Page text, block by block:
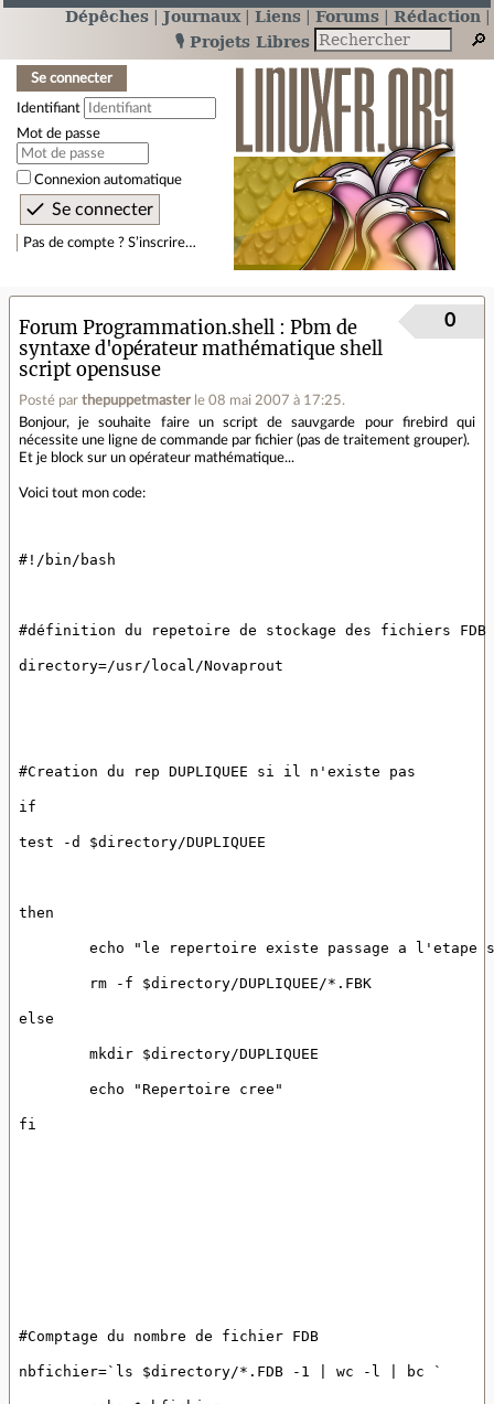
Dépêches Journaux Liens Forums
Rédaction
🎙️ Projets Libres
Se connecter
Identifiant
Mot de passe
Connexion automatique
Pas de compte ? S’inscrire…
Forum Programmation.shell
Pbm de
syntaxe d'opérateur mathématique shell
script opensuse
Posté par thepuppetmaster le 08 mai 2007 à 17:25.
0
Bonjour, je souhaite faire un script de sauvgarde pour firebird qui
nécessite une ligne de commande par fichier (pas de traitement grouper).
Et je block sur un opérateur mathématique...
Voici tout mon code:
#!/bin/bash
#définition du repetoire de stockage des fichiers FDB
directory=/usr/local/Novaprout
#Creation du rep DUPLIQUEE si il n'existe pas
if
test -d $directory/DUPLIQUEE
then
echo "le repertoire existe passage a l'etape
	rm -f $directory/DUPLIQUEE/*.FBK
else
	mkdir $directory/DUPLIQUEE
	echo "Repertoire cree"
fi
#Comptage du nombre de fichier FDB
nbfichier=`ls $directory/*.FDB -1 | wc -l | bc `